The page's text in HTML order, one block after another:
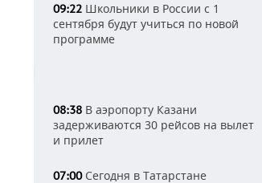
09:22 Школьники в России с 1
сентября будут учиться по новой
программе
08:38 В аэропорту Казани
задерживаются 30 рейсов на вылет
и прилет
07:00Сегодня в Татарстане